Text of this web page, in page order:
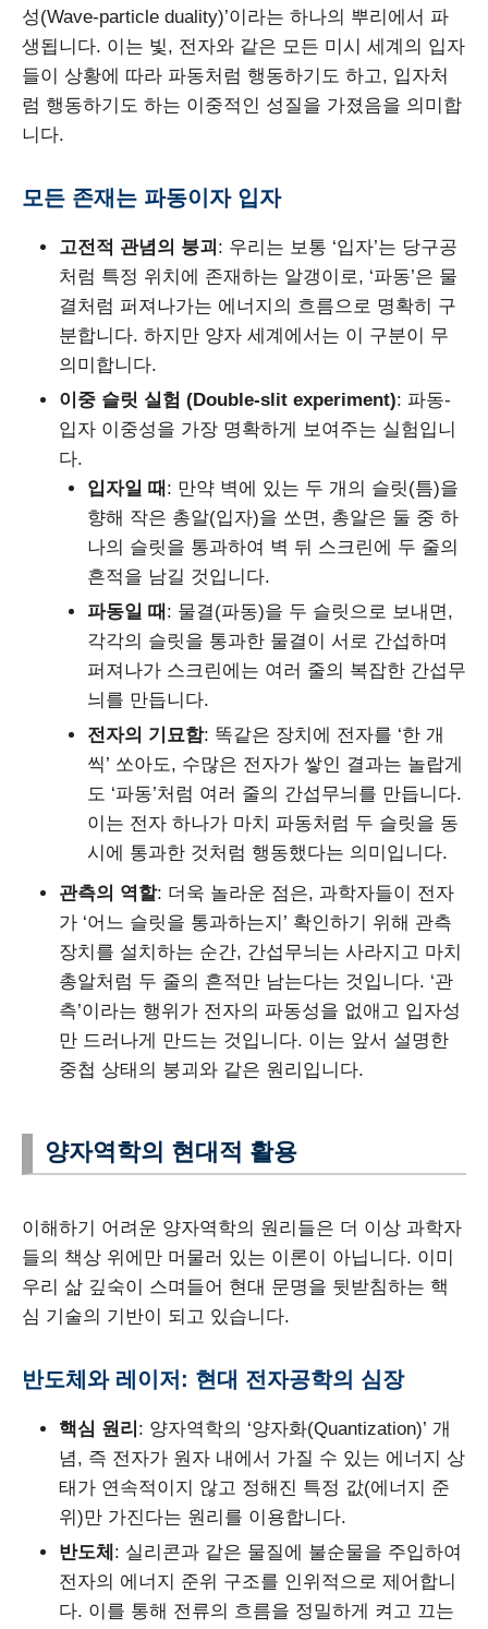
성(Wave-particle duality)’이라는 하나의 뿌리에서 파
생됩니다. 이는 빛, 전자와 같은 모든 미시 세계의 입자
들이 상황에 따라 파동처럼 행동하기도 하고, 입자처
럼 행동하기도 하는 이중적인 성질을 가졌음을 의미합
니다.
모든 존재는 파동이자 입자
고전적 관념의 붕괴 : 우리는 보통 ‘입자’는 당구공
처럼 특정 위치에 존재하는 알갱이로, ‘파동’은 물
결처럼 퍼져나가는 에너지의 흐름으로 명확히 구
분합니다. 하지만 양자 세계에서는 이 구분이 무
의미합니다.
이중 슬릿 실험 (Double-slit experiment): 파동-
입자 이중성을 가장 명확하게 보여주는 실험입니
다.
입자일 때 : 만약 벽에 있는 두 개의 슬릿(틈)을
향해 작은 총알(입자)을 쏘면, 총알은 둘 중 하
나의 슬릿을 통과하여 벽 뒤 스크린에 두 줄의
흔적을 남길 것입니다.
파동일 때 : 물결(파동)을 두 슬릿으로 보내면,
각각의 슬릿을 통과한 물결이 서로 간섭하며
퍼져나가 스크린에는 여러 줄의 복잡한 간섭무
늬를 만듭니다.
전자의 기묘함: 똑같은 장치에 전자를 ‘한 개
씩’ 쏘아도, 수많은 전자가 쌓인 결과는 놀랍게
도 ‘파동’처럼 여러 줄의 간섭무늬를 만듭니다.
이는 전자 하나가 마치 파동처럼 두 슬릿을 동
시에 통과한 것처럼 행동했다는 의미입니다.
관측의 역할: 더욱 놀라운 점은, 과학자들이 전자
가 ‘어느 슬릿을 통과하는지’ 확인하기 위해 관측
장치를 설치하는 순간, 간섭무늬는 사라지고 마치
총알처럼 두 줄의 흔적만 남는다는 것입니다. ‘관
측’이라는 행위가 전자의 파동성을 없애고 입자성
만 드러나게 만드는 것입니다. 이는 앞서 설명한
중첩 상태의 붕괴와 같은 원리입니다.
양자역학의 현대적 활용
이해하기 어려운 양자역학의 원리들은 더 이상 과학자
들의 책상 위에만 머물러 있는 이론이 아닙니다. 이미
우리 삶 깊숙이 스며들어 현대 문명을 뒷받침하는 핵
심 기술의 기반이 되고 있습니다.
반도체와 레이저: 현대 전자공학의 심장
핵심 원리 : 양자역학의 ‘양자화(Quantization)’ 개
념, 즉 전자가 원자 내에서 가질 수 있는 에너지 상
태가 연속적이지 않고 정해진 특정 값(에너지 준
위)만 가진다는 원리를 이용합니다.
반도체 : 실리콘과 같은 물질에 불순물을 주입하여
전자의 에너지 준위 구조를 인위적으로 제어합니
다. 이를 통해 전류의 흐름을 정밀하게 켜고 끄는